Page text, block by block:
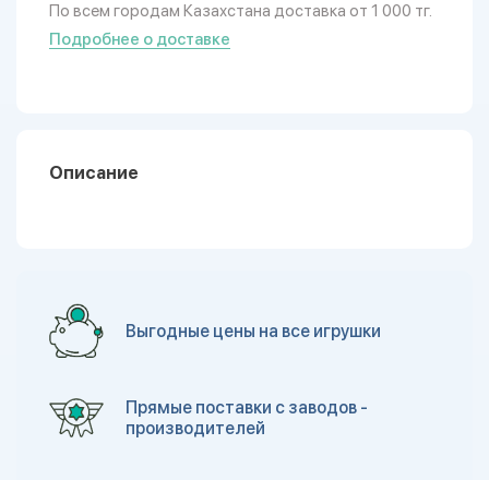
По всем городам Казахстана доставка от 1 000 тг.
Подробнее о доставке
Описание
Выгодные цены на все игрушки
Прямые поставки с заводов -
производителей